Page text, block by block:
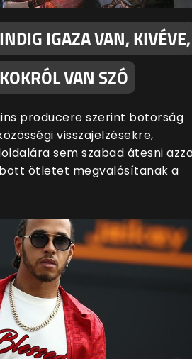
IGAZA VAN, KIVÉVE,
VAN SZÓ
producere szerint botorság
visszajelzésekre,
sem szabad átesni
ötletet megvalósítanak a